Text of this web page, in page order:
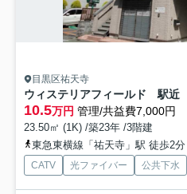
目黒区祐天寺
10.5万円 管理/共益費7,000円
23.50㎡ (1K) /築23年 /3階建
東急東横線「祐天寺」駅 徒歩2分
CATV 光ファイバー 公共下水